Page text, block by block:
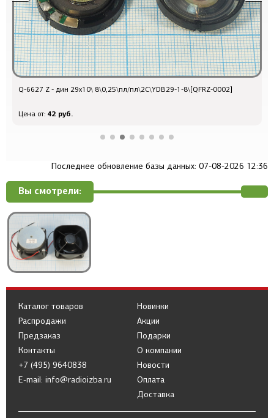
Q-6627 Z - дин 29x10\ 8\0,25\пл/пл\2C\YDB29-1-8\[QFRZ-0002]
Цена от: 42 руб.
Последнее обновление базы данных: 07-08-2026 12:36
Вы смотрели:
Каталог товаров
Распродажи
Предзаказ
Новинки
Акции
Подарки
Контакты
+7 (495) 9640838
E-mail: info@radioizba.ru
О компании
Новости
Оплата
Доставка